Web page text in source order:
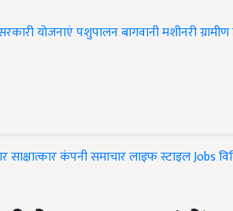
योजनाएंपशुपालनबागवानीमशीनरी
साक्षात्कारकंपनी समाचारलाइफ स्टाइलJobs